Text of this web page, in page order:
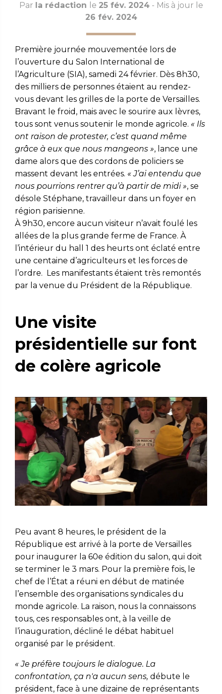
Par la rédaction le 25 fév. 2024- Mis à jour le
26 fév. 2024
Première journée mouvementée lors de
l’ouverture du Salon International de
l’Agriculture (SIA), samedi 24 février. Dès 8h30,
des milliers de personnes étaient au rendez-
vous devant les grilles de la porte de Versailles.
Bravant le froid, mais avec le sourire aux lèvres,
tous sont venus soutenir le monde agricole. « Ils
ont raison de protester, c’est quand même
grâce à eux que nous mangeons », lance une
dame alors que des cordons de policiers se
massent devant les entrées. « J’ai entendu que
nous pourrions rentrer qu’à partir de midi », se
désole Stéphane, travailleur dans un foyer en
région parisienne.
À 9h30, encore aucun visiteur n’avait foulé les
allées de la plus grande ferme de France. À
l’intérieur du hall 1 des heurts ont éclaté entre
une centaine d’agriculteurs et les forces de
l’ordre. Les manifestants étaient très remontés
par la venue du Président de la République.
Une visite
présidentielle sur font
de colère agricole
Peu avant 8 heures, le président de la
République est arrivé à la porte de Versailles
pour inaugurer la 60e édition du salon, qui doit
se terminer le 3 mars. Pour la première fois, le
chef de l’État a réuni en début de matinée
l’ensemble des organisations syndicales du
monde agricole. La raison, nous la connaissons
tous, ces responsables ont, à la veille de
l’inauguration, décliné le débat habituel
organisé par le président.
« Je préfère toujours le dialogue. La
confrontation, ça n'a aucun sens, débute le
président, face à une dizaine de représentants